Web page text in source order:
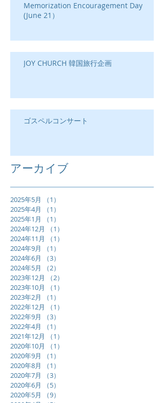
Memorization Encouragement Day
(June 21）
JOY CHURCH 韓国旅行企画
ゴスペルコンサート
アーカイブ
2025年5月 （1）
2025年4月
（1）
2025年1月
（1）
2024年12月
（1）
2024年11月
（1）
2024年9月
（1）
2024年6月
（3）
2024年5月
（2）
2023年12月
（2）
2023年10月
（1）
2023年2月
（1）
2022年12月
（1）
2022年9月
（3）
2022年4月
（1）
2021年12月
（1）
2020年10月
（1）
2020年9月
（1）
2020年8月
（1）
2020年7月
（3）
2020年6月
（5）
2020年5月
（9）